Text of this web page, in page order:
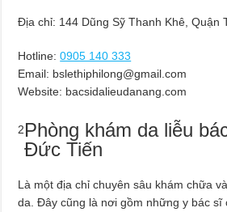
Địa chỉ: 144 Dũng Sỹ Thanh Khê, Quận
Hotline: 0905 140 333
Email: bslethiphilong@gmail.com
Website: bacsidalieudanang.com
2Phòng khám da liễu
Đức Tiến
Là một địa chỉ chuyên sâu khám chữa
da. Đây cũng là nơi gồm những y bác sĩ